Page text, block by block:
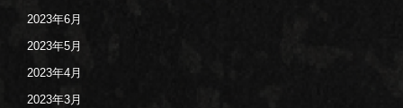
2023年6月
2023年5月
2023年4月
2023年3月